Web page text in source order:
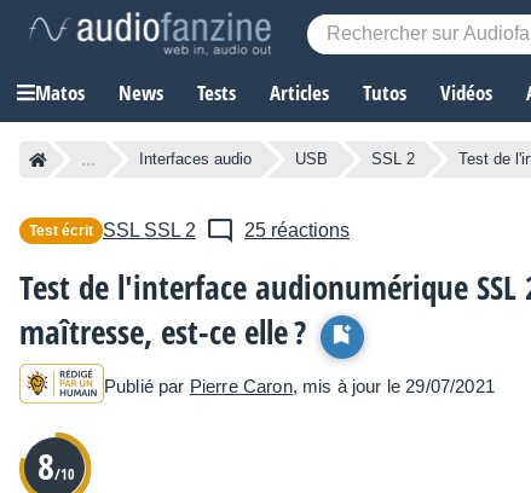
Matos News Tests Articles Tutos Vidéos
... Interfaces audio USB SSL 2 Test de
Test écrit SSL SSL 2 25 réactions
Test de l'interface audionumérique SSL
maîtresse, est-ce elle ?
Publié par Pierre Caron, mis à jour le 29/07/2021
8/10